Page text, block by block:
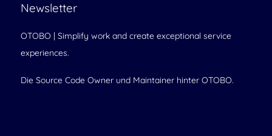
Newsletter
OTOBO | Simplify work and create exceptional service
experiences.
Die Source Code Owner und Maintainer hinter OTOBO.